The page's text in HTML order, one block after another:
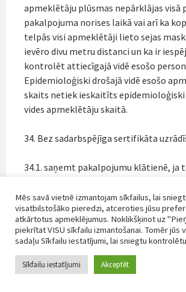
apmeklētāju plūsmas nepārklājas visā
pakalpojuma norises laikā vai arī ka
telpās visi apmeklētāji lieto sejas
ievēro divu metru distanci un ka ir
kontrolēt attiecīgajā vidē esošo
Epidemioloģiski drošajā vidē esošo
skaits netiek ieskaitīts epidemioloģiski
vides apmeklētāju skaitā.
34. Bez sadarbspējīga sertifikāta
34.1. saņemt pakalpojumu klātienē, ja
sniegšana attālināti rada risku
cilvēka pamattiesību nodrošināšanai,
saņemt atbalstu psiholoģiskās
pasākuma organizatoram,
vai grupas vadītājam ir derīgs
sadarbspējīgs sertifikāts, un privātajos
Mēs savā vietnē izmantojam sīkfailus, lai
visatbilstošāko pieredzi, atceroties jūsu
atkārtotus apmeklējumus. Noklikšķinot uz
piekrītat VISU sīkfailu izmantošanai. Tomēr jūs
sadaļu Sīkfailu iestatījumi, lai sniegtu
Sīkfailu iestatījumi Akceptēt